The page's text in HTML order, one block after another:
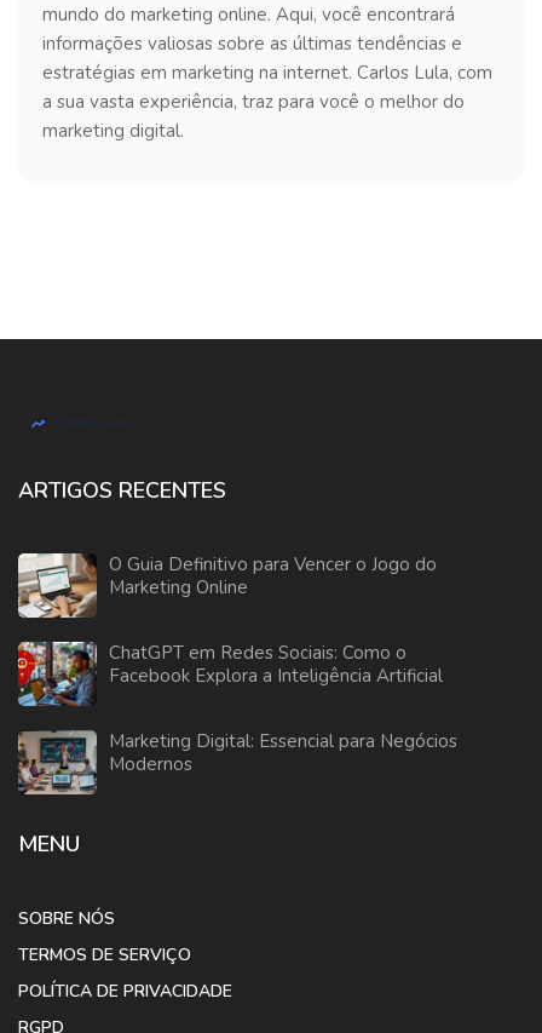
mundo do marketing online. Aqui, você encontrará
informações valiosas sobre as últimas tendências e
estratégias em marketing na internet. Carlos Lula, com
a sua vasta experiência, traz para você o melhor do
marketing digital.
ARTIGOS RECENTES
O Guia Definitivo para Vencer o Jogo do
Marketing Online
ChatGPT em Redes Sociais: Como o
Facebook Explora a Inteligência Artificial
Marketing Digital: Essencial para Negócios
Modernos
MENU
SOBRE NÓS
TERMOS DE SERVIÇO
POLÍTICA DE PRIVACIDADE
RGPD